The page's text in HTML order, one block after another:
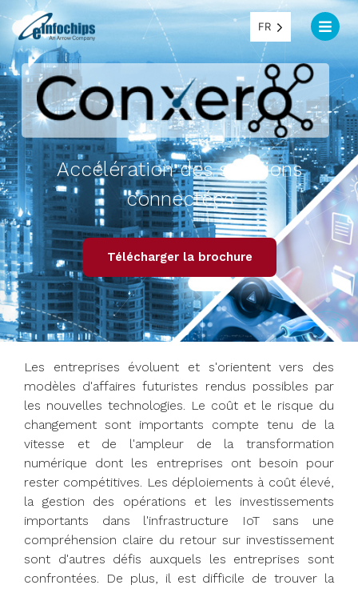
FR
Accélération des solutions
connectées
Télécharger la brochure
Les entreprises évoluent et s'orientent vers des
modèles d'affaires futuristes rendus possibles par
les nouvelles technologies. Le coût et le risque du
changement sont importants compte tenu de la
vitesse et de l'ampleur de la transformation
numérique dont les entreprises ont besoin pour
rester compétitives. Les déploiements à coût élevé,
la gestion des opérations et les investissements
importants dans l'infrastructure IoT sans une
compréhension claire du retour sur investissement
sont d'autres défis auxquels les entreprises sont
confrontées. De plus, il est difficile de trouver la